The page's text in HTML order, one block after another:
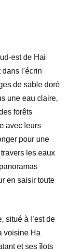
est de Hai
l’écrin
de sable doré
une eau claire,
forêts
avec leurs
pour une
les eaux
en saisir toute
situé à l’est de
voisine Ha
et ses îlots